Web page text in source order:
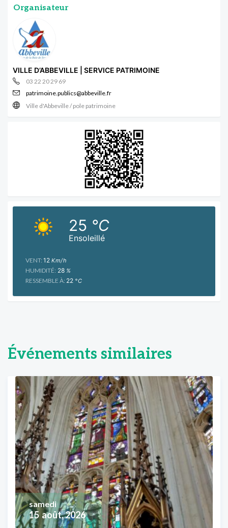
Organisateur
VILLE D’ABBEVILLE | SERVICE PATRIMOINE
03 22 20 29 69
patrimoine.publics@abbeville.fr
Ville d'Abbeville / pole patrimoine
Ensoleillé
25 °C
VENT: 12 Km/h
HUMIDITÉ: 28 %
RESSEMBLE À: 22 °C
Événements similaires
15 août, 2026
samedi